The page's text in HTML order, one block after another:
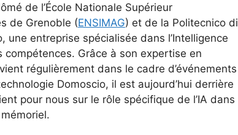
de l’École Nationale Supérieur
de Grenoble (ENSIMAG) et de la Politecnico di
une entreprise spécialisée dans l’Intelligence
Grâce à son expertise en
régulièrement dans le cadre d’événements
Domoscio, il est aujourd’hui derrière
pour nous sur le rôle spécifique de l’IA dans